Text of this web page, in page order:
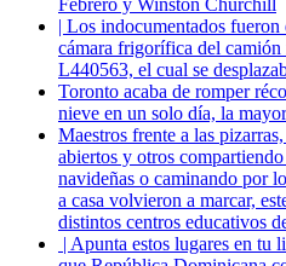
| Los indocumentados fueron
cámara frigorífica del
L440563, el cual se
Toronto acaba de romper
nieve en un solo día, la
Maestros frente a las
abiertos y otros
navideñas o caminando por
a casa volvieron a marcar,
distintos centros educativos
| Apunta estos lugares en tu